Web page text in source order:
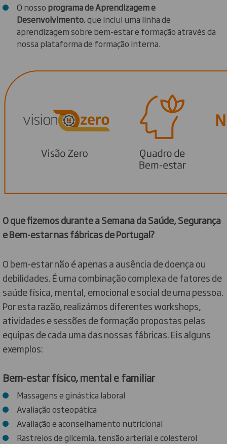
O nosso programa de Aprendizagem e
Desenvolvimento, que inclui uma linha de
aprendizagem sobre bem-estar e formação através da
nossa plataforma de formação interna.
O que fizemos durante a Semana da Saúde, Segurança
e Bem-estar nas fábricas de Portugal?
O bem-estar não é apenas a ausência de doença ou
debilidades. É uma combinação complexa de fatores de
saúde física, mental, emocional e social de uma pessoa.
Por esta razão, realizámos diferentes workshops,
atividades e sessões de formação propostas pelas
equipas de cada uma das nossas fábricas. Eis alguns
exemplos:
Bem-estar físico, mental e familiar
Massagens e ginástica laboral
Avaliação osteopática
Avaliação e aconselhamento nutricional
Rastreios de glicemia, tensão arterial e colesterol